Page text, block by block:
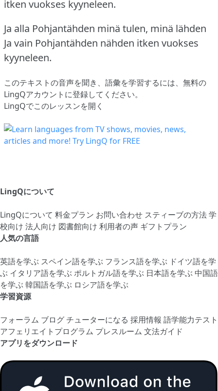
itken vuokses kyyneleen.
Ja alla Pohjantähden minä tulen, minä lähden
Ja vain Pohjantähden nähden itken vuokses
kyyneleen.
このテキストの音声を聞き、語彙を学習するには、 無料の
LingQアカウントに登録してください。
LingQでこのレッスンを開く
LingQについて
LingQについて 料金プラン お問い合わせ スティーブの方法学
校向け 法人向け 図書館向け 利用者の声 ギフトプラン
人気の言語
英語を学ぶ スペイン語を学ぶ フランス語を学ぶ ドイツ語を学
ぶ イタリア語を学ぶ ポルトガル語を学ぶ 日本語を学ぶ 中国語
を学ぶ 韓国語を学ぶ ロシア語を学ぶ
学習資源
フォーラム ブログチューターになる 採用情報 語学能力テスト
アフェリエイトプログラム プレスルーム 文法ガイド
アプリをダウンロード